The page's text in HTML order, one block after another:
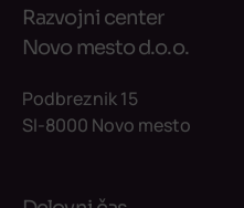
Razvojni center
Novo mesto d.o.o.
Podbreznik 15
SI-8000 Novo mesto